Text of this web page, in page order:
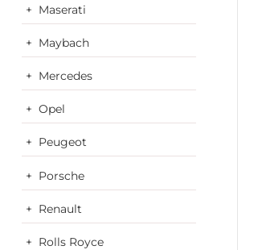
Maserati
Maybach
Mercedes
Opel
Peugeot
Porsche
Renault
Rolls Royce